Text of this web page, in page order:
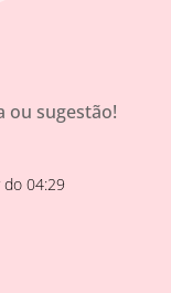
ou sugestão!
04:29